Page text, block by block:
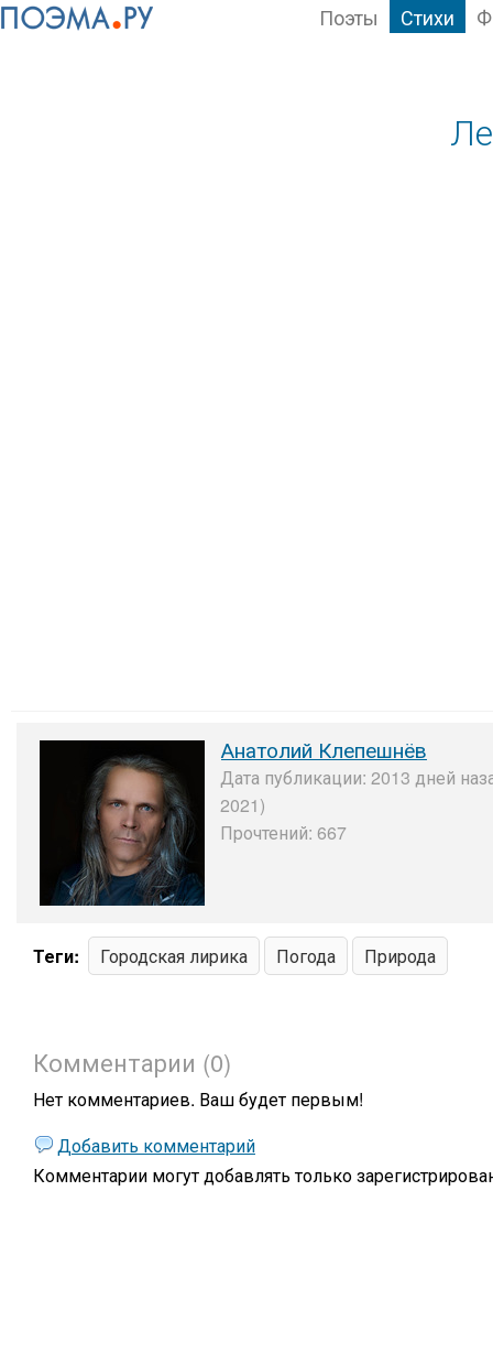
Поэты Стихи
Анатолий Клепешнёв
Дата публикации: 2013 дней
2021)
Прочтений: 667
Теги: Городская лирика Погода Природа
Комментарии (0)
Нет комментариев. Ваш будет первым!
Добавить комментарий
Комментарии могут добавлять только